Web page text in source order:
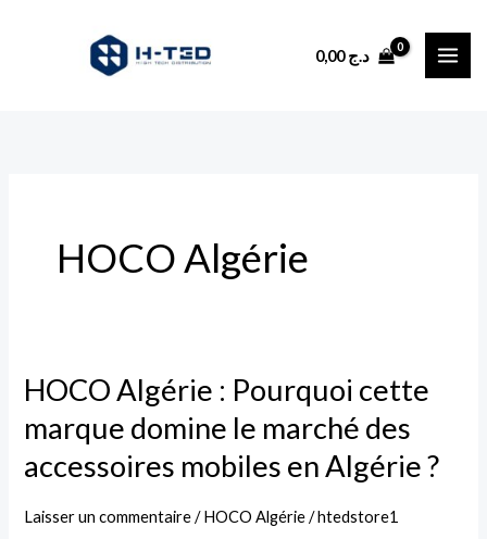
د.ج0,00
HOCO Algérie
HOCO Algérie : Pourquoi cette
marque domine le marché des
accessoires mobiles en Algérie ?
Laisser un commentaire /HOCO Algérie/htedstore1
HOCO
:
Pourquoi